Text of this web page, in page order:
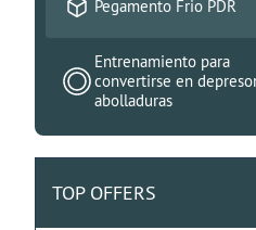
Pegamento Frio PDR
Entrenamiento para
convertirse en
abolladuras
TOP OFFERS